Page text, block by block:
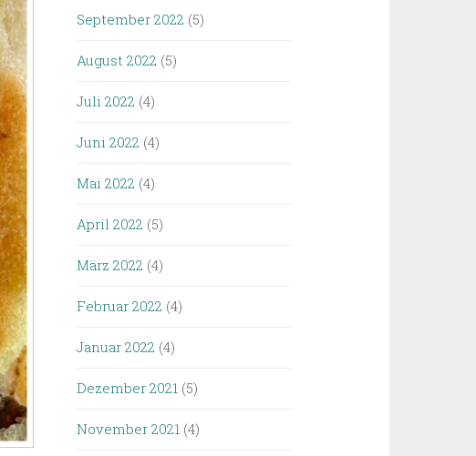
September 2022 (5)
August 2022 (5)
Juli 2022 (4)
Juni 2022 (4)
Mai 2022 (4)
April 2022 (5)
März 2022 (4)
Februar 2022 (4)
Januar 2022 (4)
Dezember 2021 (5)
November 2021 (4)